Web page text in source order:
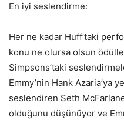
En iyi seslendirme:
Her ne kadar Huff’taki
konu ne olursa olsun
Simpsons’taki
Emmy’nin Hank Azaria’ya
seslendiren Seth
olduğunu düşünüyor ve